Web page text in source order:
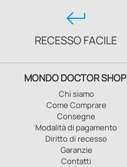
keyboard_return
RECESSO FACILE
MONDO DOCTOR SHOP
Chi siamo
Come Comprare
Consegne
Modalità di pagamento
Diritto di recesso
Garanzie
Contatti